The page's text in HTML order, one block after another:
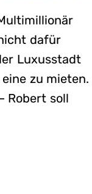
dafür
Luxusstadt
zu mieten.
Robert soll